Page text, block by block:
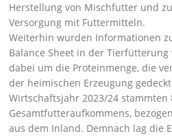
Herstellung von Mischfutter und
Versorgung mit Futtermitteln.
Weiterhin wurden Informationen
Balance Sheet in der Tierfütterung
dabei um die Proteinmenge, die
der heimischen Erzeugung
Wirtschaftsjahr 2023/24 stammten
Gesamtfutteraufkommens,
aus dem Inland. Demnach lag die